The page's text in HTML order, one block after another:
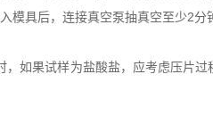
模具后，连接真空泵抽真空至少2
果试样为盐酸盐，应考虑压片过